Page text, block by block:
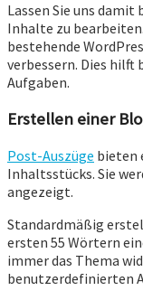
Lassen Sie uns
Inhalte zu
bestehende
verbessern. Dies hilft
Aufgaben.
Erstellen einer
Post-Auszüge bieten
Inhaltsstücks. Sie
angezeigt.
Standardmäßig
ersten 55 Wörtern
immer das Thema
benutzerdefinierten